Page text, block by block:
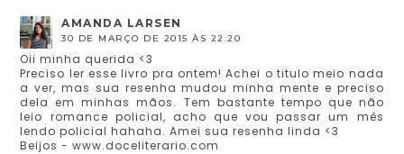
AMANDA LARSEN
30 DE MARÇO DE 2015 ÀS 22:20
Oii minha querida <3
Preciso ler esse livro pra ontem! Achei o titulo meio nada
a ver, mas sua resenha mudou minha mente e preciso
dela em minhas mãos. Tem bastante tempo que não
leio romance policial, acho que vou passar um mês
lendo policial hahaha. Amei sua resenha linda <3
Beijos - www.doceliterario.com